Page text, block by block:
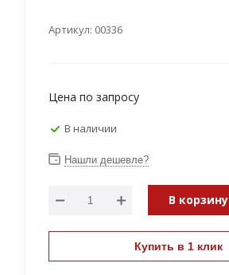
Артикул: 00336
Цена по запросу
В наличии
Нашли дешевле?
В корзину
Купить в 1 клик